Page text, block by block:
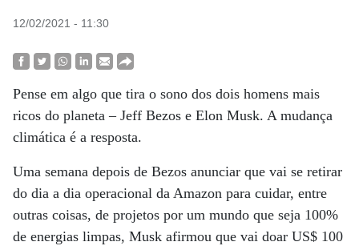
12/02/2021 - 11:30
Pense em algo que tira o sono dos dois homens mais
ricos do planeta – Jeff Bezos e Elon Musk. A mudança
climática é a resposta.
Uma semana depois de Bezos anunciar que vai se retirar
do dia a dia operacional da Amazon para cuidar, entre
outras coisas, de projetos por um mundo que seja 100%
de energias limpas, Musk afirmou que vai doar US$ 100